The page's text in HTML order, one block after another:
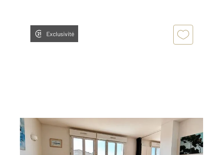
Exclusivité
LA ROCHELLE 17
76 m
, 4 pièces
Ref : 22196